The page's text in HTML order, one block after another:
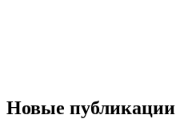
Новые публикации